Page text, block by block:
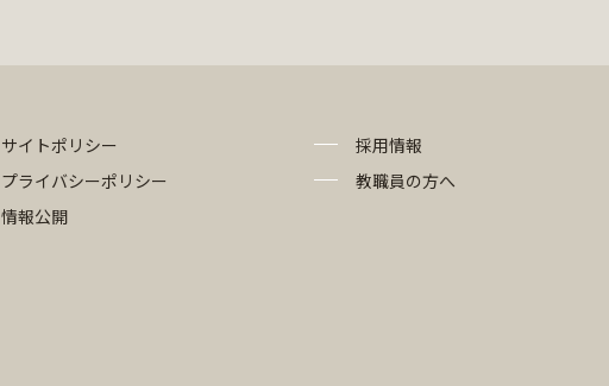
サイトポリシー
プライバシーポリシー
情報公開
採用情報
教職員の方へ